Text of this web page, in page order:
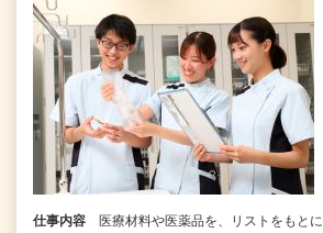
仕事内容
医療材料や医薬品を、リストをもと